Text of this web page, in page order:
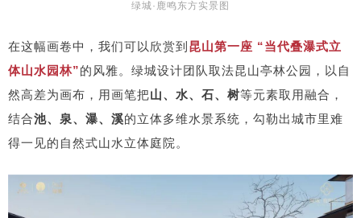
绿城·鹿鸣东方实景图
在这幅画卷中，我们可以欣赏到 昆山第一座 “当代叠瀑式立
体山水园林”的风雅。绿城设计团队取法昆山亭林公园，以自
然高差为画布，用画笔把山、水、石、树等元素取用融合，
结合池、泉、瀑、溪的立体多维水景系统，勾勒出城市里难
得一见的自然式山水立体庭院。